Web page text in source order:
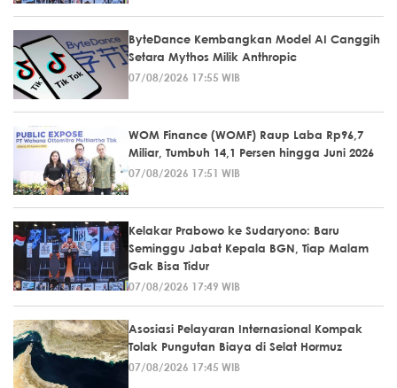
ByteDance Kembangkan Model AI Canggih
Setara Mythos Milik Anthropic
07/08/2026 17:55 WIB
WOM Finance (WOMF) Raup Laba Rp96,7
Miliar, Tumbuh 14,1 Persen hingga Juni 2026
07/08/2026 17:51 WIB
Kelakar Prabowo ke Sudaryono: Baru
Seminggu Jabat Kepala BGN, Tiap Malam
Gak Bisa Tidur
07/08/2026 17:49 WIB
Asosiasi Pelayaran Internasional Kompak
Tolak Pungutan Biaya di Selat Hormuz
07/08/2026 17:45 WIB